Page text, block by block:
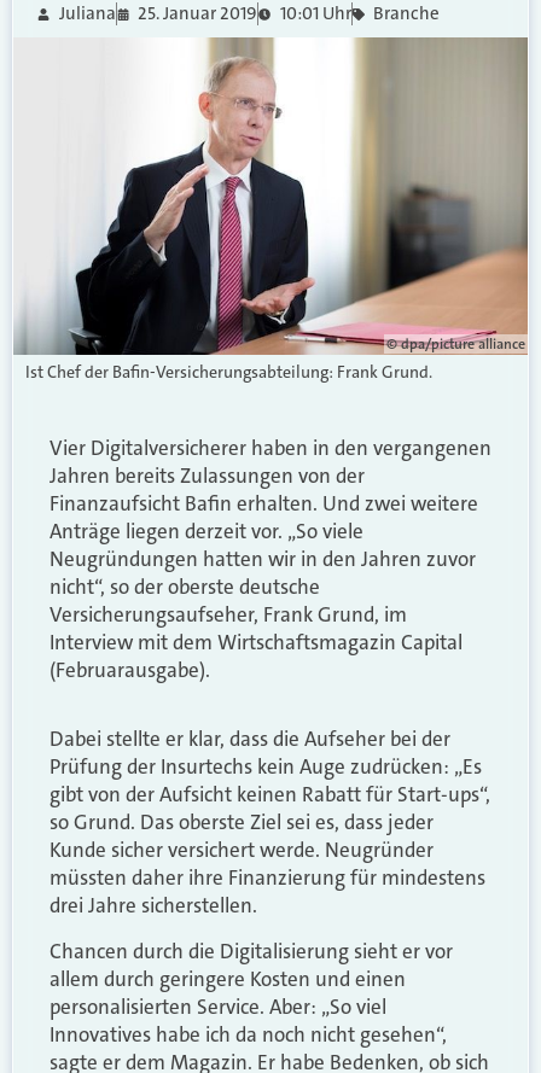
Juliana 25. Januar 2019 10:01 Uhr Branche
© dpa/picture alliance
Ist Chef der Bafin-Versicherungsabteilung: Frank Grund.
Vier Digitalversicherer haben in den vergangenen
Jahren bereits Zulassungen von der
Finanzaufsicht Bafin erhalten. Und zwei weitere
Anträge liegen derzeit vor. „So viele
Neugründungen hatten wir in den Jahren zuvor
nicht“, so der oberste deutsche
Versicherungsaufseher, Frank Grund, im
Interview mit dem Wirtschaftsmagazin Capital
(Februarausgabe).
Dabei stellte er klar, dass die Aufseher bei der
Prüfung der Insurtechs kein Auge zudrücken: „Es
gibt von der Aufsicht keinen Rabatt für Start-ups“,
so Grund. Das oberste Ziel sei es, dass jeder
Kunde sicher versichert werde. Neugründer
müssten daher ihre Finanzierung für mindestens
drei Jahre sicherstellen.
Chancen durch die Digitalisierung sieht er vor
allem durch geringere Kosten und einen
personalisierten Service. Aber: „So viel
Innovatives habe ich da noch nicht gesehen“,
sagte er dem Magazin. Er habe Bedenken, ob sich